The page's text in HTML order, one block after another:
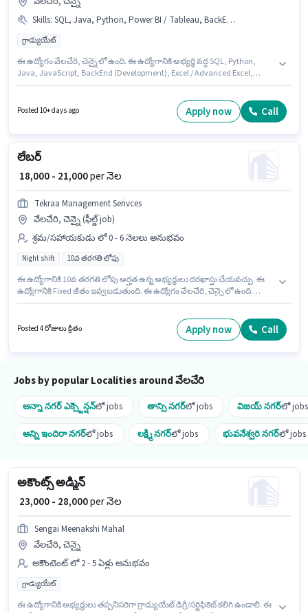
Skills: SQL, Java, Python, Power BI / Tableau, BackEnd (Development), JavaScript, Excel / Advanced Excel
గ్రాడ్యుయేట్
ఈ ఉద్యోగం వేలచేరి, చెన్నై లో ఉంది. ఈ ఉద్యోగానికి అభ్యర్థి వద్ద SQL, Python,
Java, JavaScript, BackEnd (Development), Excel / Advanced Excel,
అదనపు Cab, Insurance, PF, Medical Benefits, Laptop, IT Training లు
ఉద్యోగ స్థాయి మరియు కంపెనీ పాలసీలపై ఆధారపడి ఇప్పించబడతాయి. Xforia లో
Posted 10+ days ago Apply now Call
లేబర్
₹ 18,000 - 21,000per నెల
Tekraa Management Serivces
వేలచేరి, చెన్నై (ఫీల్డ్ job)
శ్రమ/సహాయకుడు లో 0 - 6 నెలలు అనుభవం
Night shift 10వ తరగతి లోపు
ఈ ఉద్యోగానికి 10వ తరగతి లోపు అర్హత ఉన్న అభ్యర్థులు దరఖాస్తు చేయవచ్చు. ఈ
ఉద్యోగానికి Fixed జీతం ఇవ్వబడుతుంది. ఈ ఉద్యోగం వేలచేరి, చెన్నై లో ఉంది.
shift మరియు వారానికి 6 days working ఉంటాయి. Tekraa Management
Serivces లో శ్రమ/సహాయకుడు విభాగంలో లేబర్ గా చేరండి.
Posted 4 రోజులు క్రితం Apply now Call
Jobs by popular Localities around వేలచేరి
అన్నా నగర్ ఎక్స్టెన్షన్లో jobs తాన్సి నగర్లో jobs విజయ్ నగర్లో jobs
అన్ని ఇందిరా నగర్లో jobs లక్ష్మి నగర్లో jobs భువనేశ్వరి నగర్లో jobs
అకౌంట్స్ అడ్మిన్
₹ 23,000 - 28,000per నెల
Sengai Meenakshi Mahal
వేలచేరి, చెన్నై
అకౌంటెంట్ లో 2 - 5 ఏళ్లు అనుభవం
గ్రాడ్యుయేట్
ఈ ఉద్యోగానికి అభ్యర్థులు తప్పనిసరిగా గ్రాడ్యుయేట్ డిగ్రీ/సర్టిఫికెట్ కలిగి ఉండాలి. ఈ